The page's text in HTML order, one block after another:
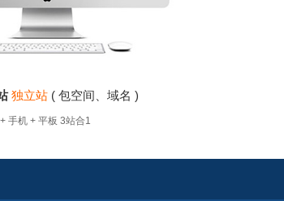
独立站 ( 包空间、域名 )
手机 + 平板 3站合1